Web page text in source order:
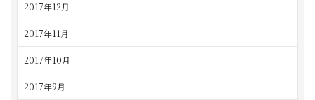
2017年12月
2017年11月
2017年10月
2017年9月